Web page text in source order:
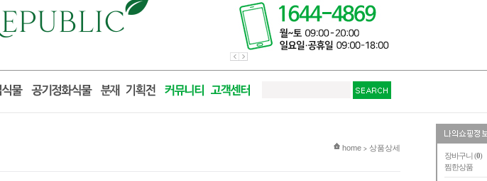
장바구니 (0)
찜한상품
현재 위치
home > 상품상세